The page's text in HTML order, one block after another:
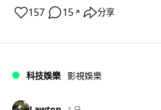
157 15 ↗ 分享
科技娛樂 影視娛樂